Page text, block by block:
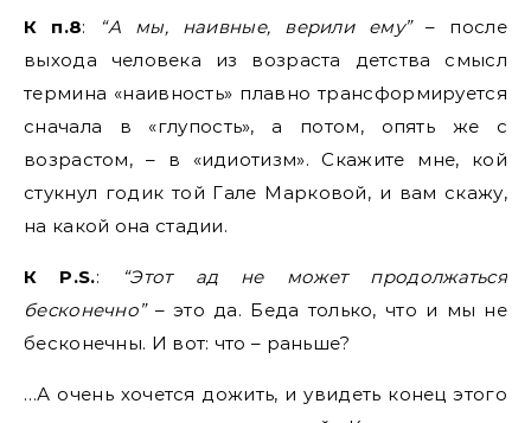
К п.8: “А мы, наивные, верили ему”– после
выхода человека из возраста детства смысл
термина «наивность» плавно трансформируется
сначала в «глупость», а потом, опять же с
возрастом, – в «идиотизм». Скажите мне, кой
стукнул годик той Гале Марковой, и вам скажу,
на какой она стадии.
К P.S.:
“Этот ад не может продолжаться
бесконечно”– это да. Беда только, что и мы не
бесконечны. И вот: что – раньше?
…А очень хочется дожить, и увидеть конец этого